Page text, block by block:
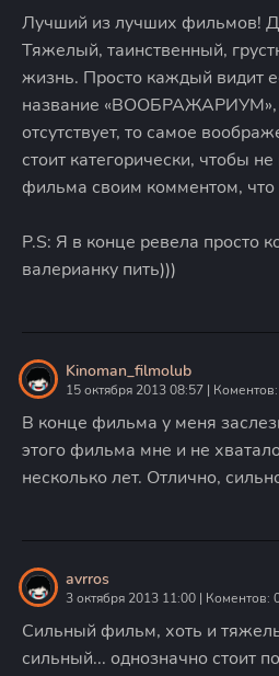
Лучший из лучших фильмов!
Тяжелый, таинственный,
жизнь. Просто каждый видит
название «ВООБРАЖАРИУМ»,
отсутствует, то самое
стоит категорически, чтобы
фильма своим комментом, что
P.S: Я в конце ревела просто
валерианку пить)))
Kinoman_filmolub
15 октября 2013 08:57 |
В конце фильма у меня
этого фильма мне и не
несколько лет. Отлично,
avrros
3 октября 2013 11:00 | Коментов:
Сильный фильм, хоть и
сильный... однозначно стоит